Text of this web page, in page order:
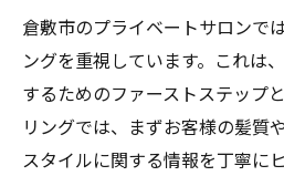
倉敷市のプライベートサロンで
ングを重視しています。これは
するためのファーストステップ
リングでは、まずお客様の髪質
スタイルに関する情報を丁寧に